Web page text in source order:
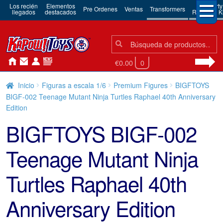
Los recién
llegados
Elementos
destacados Pre Ordenes Ventas Transformers 3rd Party
Robots &
Búsqueda:
Búsqueda
€0.00 0
Inicio Figuras a escala 1/6 Premium Figures
BIGFTOYS
BIGF-002 Teenage Mutant Ninja Turtles Raphael 40th Anniversary
Edition
BIGFTOYS BIGF-002
Teenage Mutant Ninja
Turtles Raphael 40th
Anniversary Edition